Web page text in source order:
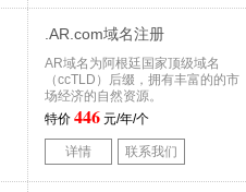
.AR.com域名注册
AR域名为阿根廷国家顶级域名
（ccTLD）后缀，拥有丰富的的市
场经济的自然资源。
特价 446 元/年/个
详情 联系我们